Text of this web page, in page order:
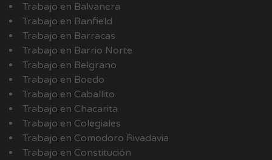
Trabajo en Balvanera
Trabajo en Banfield
Trabajo en Barracas
Trabajo en Barrio Norte
Trabajo en Belgrano
Trabajo en Boedo
Trabajo en Caballito
Trabajo en Chacarita
Trabajo en Colegiales
Trabajo en Comodoro Rivadavia
Trabajo en Constitución